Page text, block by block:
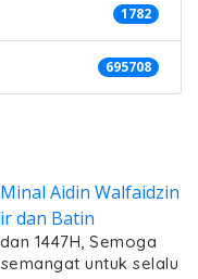
1782
695708
1447H, Semoga
untuk selalu